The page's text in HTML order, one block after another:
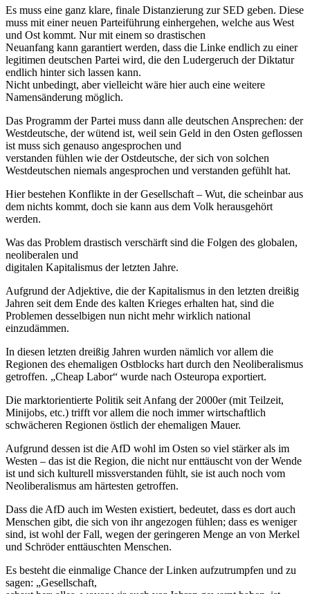
Es muss eine ganz klare, finale Distanzierung zur SED geben. Diese
muss mit einer neuen Parteiführung einhergehen, welche aus West
und Ost kommt. Nur mit einem so drastischen
Neuanfang kann garantiert werden, dass die Linke endlich zu einer
legitimen deutschen Partei wird, die den Ludergeruch der Diktatur
endlich hinter sich lassen kann.
Nicht unbedingt, aber vielleicht wäre hier auch eine weitere
Namensänderung möglich.
Das Programm der Partei muss dann alle deutschen Ansprechen: der
Westdeutsche, der wütend ist, weil sein Geld in den Osten geflossen
ist muss sich genauso angesprochen und
verstanden fühlen wie der Ostdeutsche, der sich von solchen
Westdeutschen niemals angesprochen und verstanden gefühlt hat.
Hier bestehen Konflikte in der Gesellschaft – Wut, die scheinbar aus
dem nichts kommt, doch sie kann aus dem Volk herausgehört
werden.
Was das Problem drastisch verschärft sind die Folgen des globalen,
neoliberalen und
digitalen Kapitalismus der letzten Jahre.
Aufgrund der Adjektive, die der Kapitalismus in den letzten dreißig
Jahren seit dem Ende des kalten Krieges erhalten hat, sind die
Problemen desselbigen nun nicht mehr wirklich national
einzudämmen.
In diesen letzten dreißig Jahren wurden nämlich vor allem die
Regionen des ehemaligen Ostblocks hart durch den Neoliberalismus
getroffen. „Cheap Labor“ wurde nach Osteuropa exportiert.
Die marktorientierte Politik seit Anfang der 2000er (mit Teilzeit,
Minijobs, etc.) trifft vor allem die noch immer wirtschaftlich
schwächeren Regionen östlich der ehemaligen Mauer.
Aufgrund dessen ist die AfD wohl im Osten so viel stärker als im
Westen – das ist die Region, die nicht nur enttäuscht von der Wende
ist und sich kulturell missverstanden fühlt, sie ist auch noch vom
Neoliberalismus am härtesten getroffen.
Dass die AfD auch im Westen existiert, bedeutet, dass es dort auch
Menschen gibt, die sich von ihr angezogen fühlen; dass es weniger
sind, ist wohl der Fall, wegen der geringeren Menge an von Merkel
und Schröder enttäuschten Menschen.
Es besteht die einmalige Chance der Linken aufzutrumpfen und zu
sagen: „Gesellschaft,